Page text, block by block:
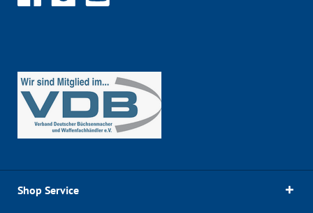
Shop Service